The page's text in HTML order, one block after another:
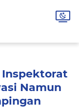
Inspektorat
Namun